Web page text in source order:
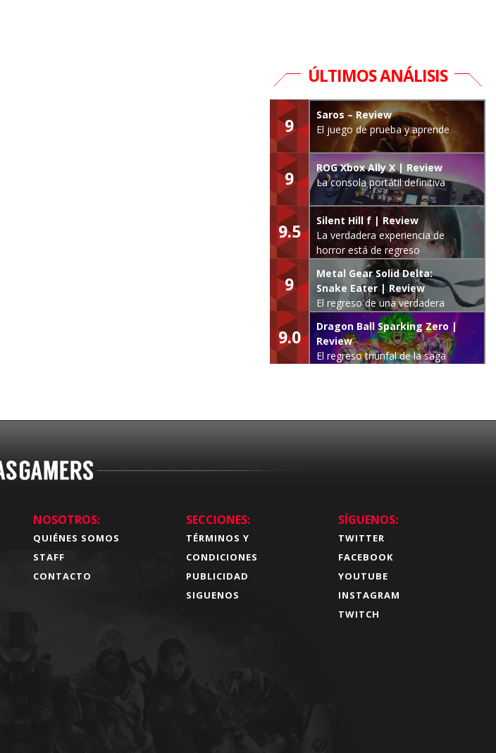
ÚLTIMOS ANÁLISIS
9
Saros – Review
El juego de prueba y aprende
9
ROG Xbox Ally X | Review
La consola portátil definitiva
9.5
Silent Hill f | Review
La verdadera experiencia de
horror está de regreso
9
Metal Gear Solid Delta:
Snake Eater | Review
El regreso de una verdadera
leyenda
9.0
Dragon Ball Sparking Zero |
Review
El regreso triunfal de la saga
NOSOTROS:
QUIÉNES SOMOS
STAFF
CONTACTO
SECCIONES:
TÉRMINOS Y
CONDICIONES
PUBLICIDAD
SIGUENOS
SÍGUENOS:
TWITTER
FACEBOOK
YOUTUBE
INSTAGRAM
TWITCH